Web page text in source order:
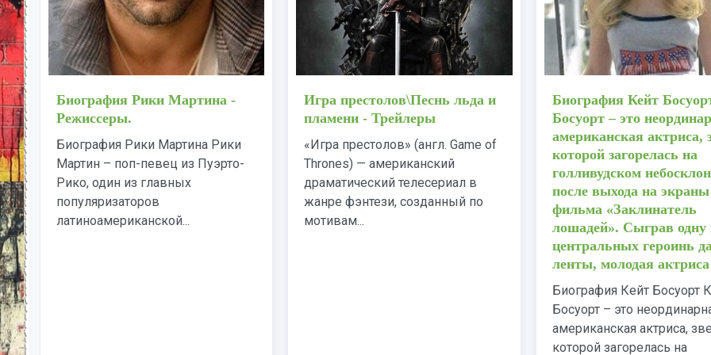
Биография Рики Мартина -
Режиссеры.
Биография Рики Мартина Рики
Мартин – поп-певец из Пуэрто-
Рико, один из главных
популяризаторов
латиноамериканской...
Игра престолов\Песнь льда и
пламени - Трейлеры
«Игра престолов» (англ. Game of
Thrones) — американский
драматический телесериал в
жанре фэнтези, созданный по
мотивам...
Биография Кейт
Босуорт – это
американская актриса,
которой загорелась на
голливудском
после выхода на экраны
фильма «Заклинатель
лошадей». Сыграв одну
центральных героинь
ленты, молодая актриса
Биография Кейт Босуорт
Босуорт – это
американская актриса,
которой загорелась на